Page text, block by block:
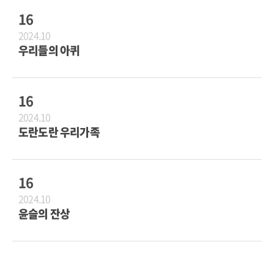
16
2024.10
우리들의 아퀴
16
2024.10
도란도란 우리가족
16
2024.10
윤슬의 잔상